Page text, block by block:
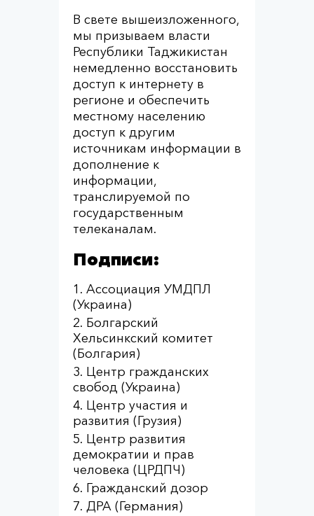
В свете вышеизложенного,
мы призываем власти
Республики Таджикистан
немедленно восстановить
доступ к интернету в
регионе и обеспечить
местному населению
доступ к другим
источникам информации в
дополнение к
информации,
транслируемой по
государственным
телеканалам.
Подписи:
Ассоциация УМДПЛ
(Украина)
Болгарский
Хельсинкский комитет
(Болгария)
Центр гражданских
свобод (Украина)
Центр участия и
развития (Грузия)
Центр развития
демократии и прав
человека (ЦРДПЧ)
Гражданский дозор
ДРА (Германия)